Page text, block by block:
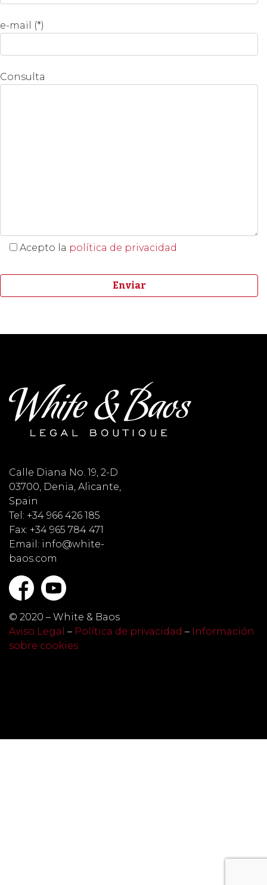
e-mail (*)
Consulta
Acepto la política de privacidad
Calle Diana No. 19, 2-D
03700, Denia, Alicante,
Spain
Tel: +34 966 426 185
Fax: +34 965 784 471
Email: info@white-
baos.com
© 2020 – White & Baos
Aviso Legal – Política de privacidad – Información
sobre cookies